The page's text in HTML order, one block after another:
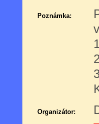
Poznámka:
Organizátor: